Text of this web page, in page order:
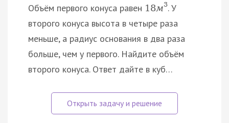
Объём первого конуса равен 18м3. У
второго конуса высота в четыре раза
меньше, а радиус основания в два раза
больше, чем у первого. Найдите объём
второго конуса. Ответ дайте в куб…